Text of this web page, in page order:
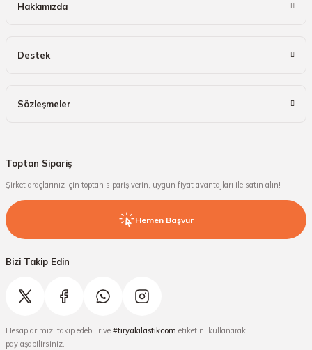
Hakkımızda
Destek
Sözleşmeler
Toptan Sipariş
Şirket araçlarınız için toptan sipariş verin, uygun fiyat avantajları ile satın alın!
Hemen Başvur
Bizi Takip Edin
Hesaplarımızı takip edebilir ve #tiryakilastikcom etiketini kullanarak
paylaşabilirsiniz.